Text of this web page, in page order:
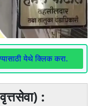
येथे क्लिक करा.
: